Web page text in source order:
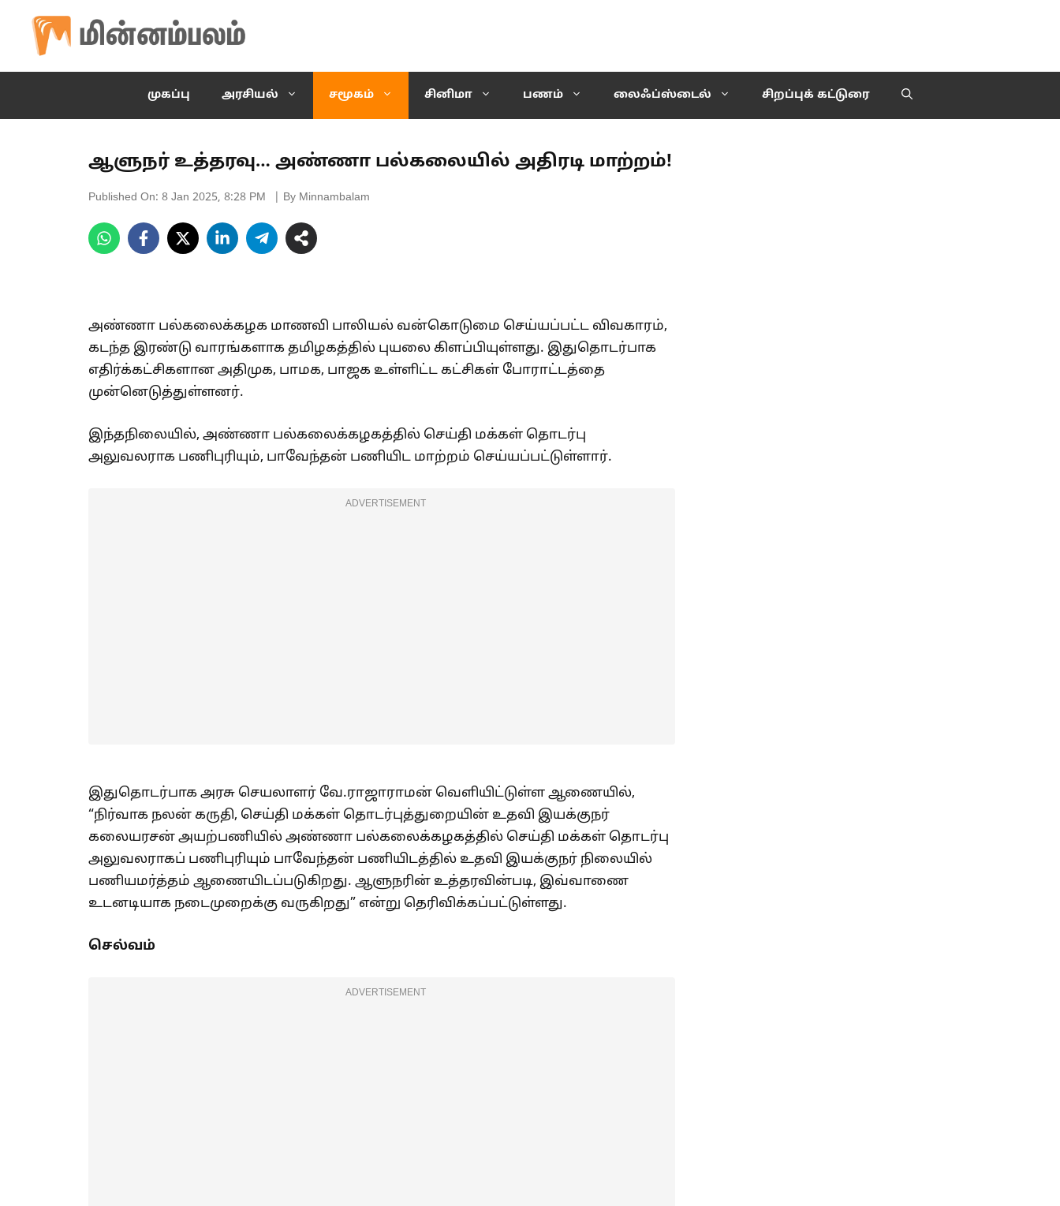
content
முகப்பு அரசியல் சமூகம் சினிமா பணம் லைஃப்ஸ்டைல் சிறப்புக் கட்டுரை
ஆளுநர் உத்தரவு… அண்ணா பல்கலையில் அதிரடி மாற்றம்!
Published On: 8 Jan 2025, 8:28 PM | By Minnambalam
அண்ணா பல்கலைக்கழக மாணவி பாலியல் வன்கொடுமை செய்யப்பட்ட விவகாரம்,
கடந்த இரண்டு வாரங்களாக தமிழகத்தில் புயலை கிளப்பியுள்ளது. இதுதொடர்பாக
எதிர்க்கட்சிகளான அதிமுக, பாமக, பாஜக உள்ளிட்ட கட்சிகள் போராட்டத்தை
முன்னெடுத்துள்ளனர்.
இந்தநிலையில், அண்ணா பல்கலைக்கழகத்தில் செய்தி மக்கள் தொடர்பு
அலுவலராக பணிபுரியும், பாவேந்தன் பணியிட மாற்றம் செய்யப்பட்டுள்ளார்.
ADVERTISEMENT
இதுதொடர்பாக அரசு செயலாளர் வே.ராஜாராமன் வெளியிட்டுள்ள ஆணையில்,
“நிர்வாக நலன் கருதி, செய்தி மக்கள் தொடர்புத்துறையின் உதவி இயக்குநர்
கலையரசன் அயற்பணியில் அண்ணா பல்கலைக்கழகத்தில் செய்தி மக்கள் தொடர்பு
அலுவலராகப் பணிபுரியும் பாவேந்தன் பணியிடத்தில் உதவி இயக்குநர் நிலையில்
பணியமர்த்தம் ஆணையிடப்படுகிறது. ஆளுநரின் உத்தரவின்படி, இவ்வாணை
உடனடியாக நடைமுறைக்கு வருகிறது” என்று தெரிவிக்கப்பட்டுள்ளது.
செல்வம்
ADVERTISEMENT